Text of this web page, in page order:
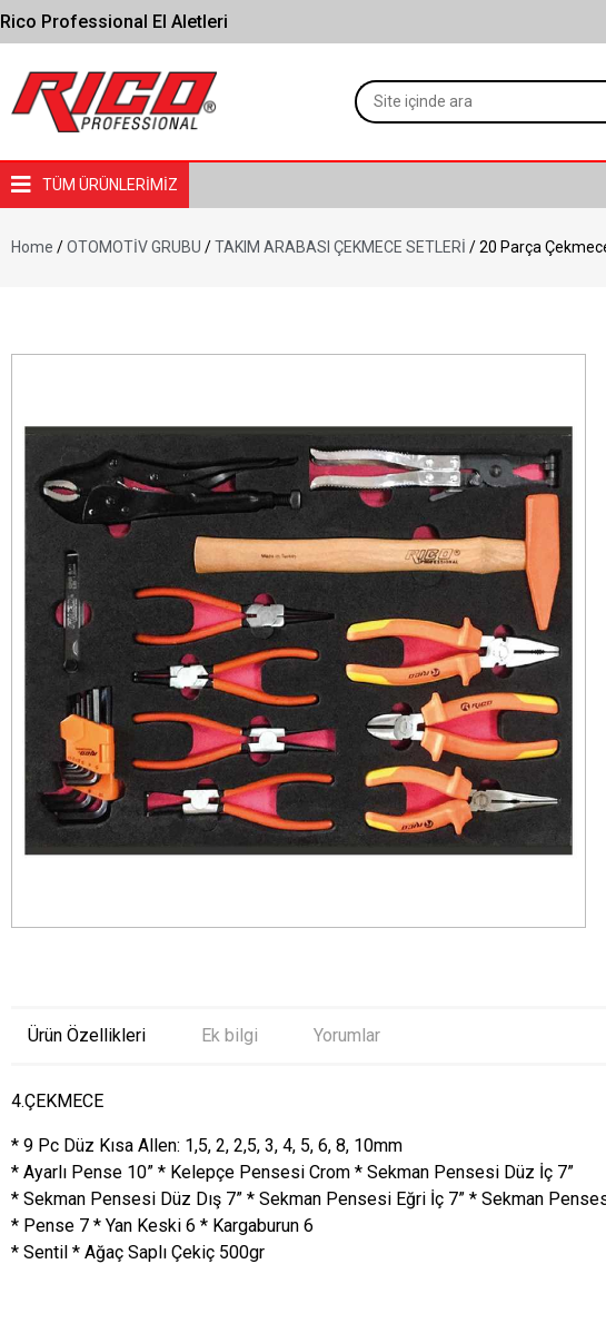
Rico Professional El Aletleri
TÜM ÜRÜNLERİMİZ
Home /OTOMOTİV GRUBU /TAKIM ARABASI ÇEKMECE SETLERİ / 20 Parça
Ürün Özellikleri Ek bilgi Yorumlar
4.ÇEKMECE
* 9 Pc Düz Kısa Allen: 1,5, 2, 2,5, 3, 4, 5, 6, 8, 10mm
* Ayarlı Pense 10” * Kelepçe Pensesi Crom * Sekman Pensesi Düz İç 7”
* Sekman Pensesi Düz Dış 7” * Sekman Pensesi Eğri İç 7” * Sekman
* Pense 7 * Yan Keski 6 * Kargaburun 6
* Sentil * Ağaç Saplı Çekiç 500gr